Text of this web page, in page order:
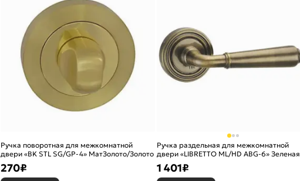
Ручка поворотная для межкомнатной
двери «BK STL SG/GP-4» МатЗолото/Золото
270₽
Ручка раздельная для межкомнатной
двери «LIBRETTO ML/HD ABG-6» Зеленая
бронза
1 401₽